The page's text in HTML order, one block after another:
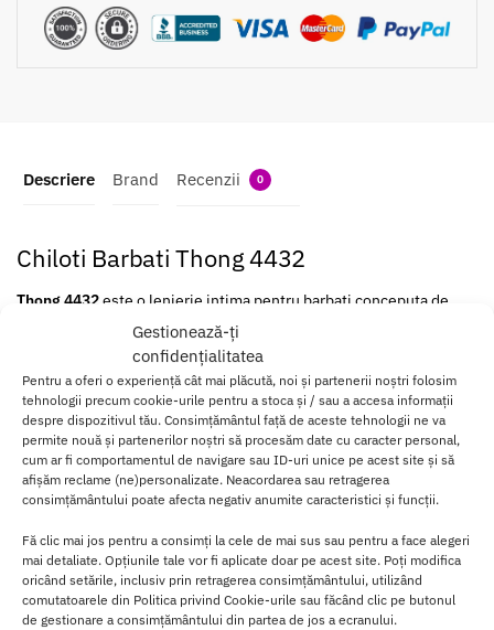
Gestionează-ți
confidențialitatea
Pentru a oferi o experiență cât mai plăcută, noi și partenerii noștri folosim
tehnologii precum cookie-urile pentru a stoca și / sau a accesa informații
despre dispozitivul tău. Consimțământul față de aceste tehnologii ne va
permite nouă și partenerilor noștri să procesăm date cu caracter personal,
cum ar fi comportamentul de navigare sau ID-uri unice pe acest site și să
afișăm reclame (ne)personalizate. Neacordarea sau retragerea
consimțământului poate afecta negativ anumite caracteristici și funcții.
Fă clic mai jos pentru a consimți la cele de mai sus sau pentru a face alegeri
mai detaliate. Opțiunile tale vor fi aplicate doar pe acest site. Poți modifica
oricând setările, inclusiv prin retragerea consimțământului, utilizând
comutatoarele din Politica privind Cookie-urile sau făcând clic pe butonul
de gestionare a consimțământului din partea de jos a ecranului.
Descriere Brand Recenzii 0
Chiloti Barbati Thong 4432
Thong 4432este o lenjerie intima pentru barbati conceputa de
Este realizata din poliamida, un material fin si confortabil ce o face
foarte usor de purtat, fiind ideala pentru barbatii ce doresc o tinuta
sexy si amuzanta.
Te ajuta sa inciti partenera si sa o faci sa rada in acelasi timp.
Este de culoare rosie ce le ofera un aspect placut si pot transforma
Incearca chiloteii Thong 4432 si bucura-te de o noapte fara limite
impreuna cu partenera ta.